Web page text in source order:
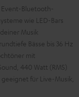
Event-Bluetooth-
wie LED-Bars
Musik
Bässe bis 36 Hz
mit
440 Watt (RMS)
für Live-Musik,